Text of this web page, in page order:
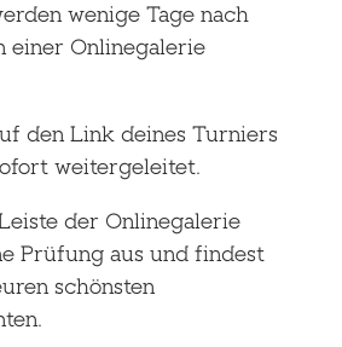
wenige Tage nach
einer Onlinegalerie
den Link deines Turniers
weitergeleitet.
der Onlinegalerie
Prüfung aus und findest
schönsten